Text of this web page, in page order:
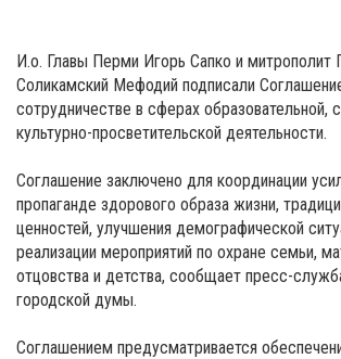
И.о. Главы Перми Игорь Сапко и митрополит
Соликамский Мефодий подписали
сотрудничестве в сферах образовательной,
культурно-просветительской деятельности.
Соглашение заключено для координации
пропаганде здорового образа жизни,
ценностей, улучшения демографической
реализации мероприятий по охране семьи,
отцовства и детства, сообщает пресс-
городской думы.
Соглашением предусматривается